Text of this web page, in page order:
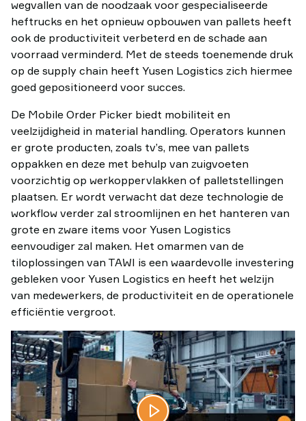
wegvallen van de noodzaak voor gespecialiseerde
heftrucks en het opnieuw opbouwen van pallets heeft
ook de productiviteit verbeterd en de schade aan
voorraad verminderd. Met de steeds toenemende druk
op de supply chain heeft Yusen Logistics zich hiermee
goed gepositioneerd voor succes.
De Mobile Order Picker biedt mobiliteit en
veelzijdigheid in material handling. Operators kunnen
er grote producten, zoals tv’s, mee van pallets
oppakken en deze met behulp van zuigvoeten
voorzichtig op werkoppervlakken of palletstellingen
plaatsen. Er wordt verwacht dat deze technologie de
workflow verder zal stroomlijnen en het hanteren van
grote en zware items voor Yusen Logistics
eenvoudiger zal maken. Het omarmen van de
tiloplossingen van TAWI is een waardevolle investering
gebleken voor Yusen Logistics en heeft het welzijn
van medewerkers, de productiviteit en de operationele
efficiëntie vergroot.